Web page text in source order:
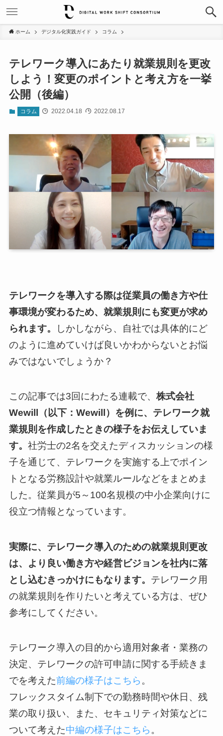
ホーム デジタル化実践ガイド コラム
テレワーク導入にあたり就業規則を更改
しよう！変更のポイントと考え方を一挙
公開（後編）
コラム 2022.04.18 2022.08.17
テレワークを導入する際は従業員の働き方や仕
事環境が変わるため、就業規則にも変更が求め
られます。
しかしながら、自社では具体的にど
のように進めていけば良いかわからないとお悩
みではないでしょうか？
この記事では3回にわたる連載で、株式会社
Wewill（以下：Wewill）を例に、テレワーク就
業規則を作成したときの様子をお伝えしていま
す。 社労士の2名を交えたディスカッションの様
子を通じて、テレワークを実施する上でポイン
トとなる労務設計や就業ルールなどをまとめま
した。従業員が5～100名規模の中小企業向けに
役立つ情報となっています。
実際に、テレワーク導入のための就業規則更改
は、より良い働き方や経営ビジョンを社内に落
とし込むきっかけにもなります。 テレワーク用
の就業規則を作りたいと考えている方は、ぜひ
参考にしてください。
テレワーク導入の目的から適用対象者・業務の
決定、テレワークの許可申請に関する手続きま
でを考えた前編の様子はこちら 。
フレックスタイム制下での勤務時間や休日、残
業の取り扱い、また、セキュリティ対策などに
ついて考えた中編の様子はこちら 。